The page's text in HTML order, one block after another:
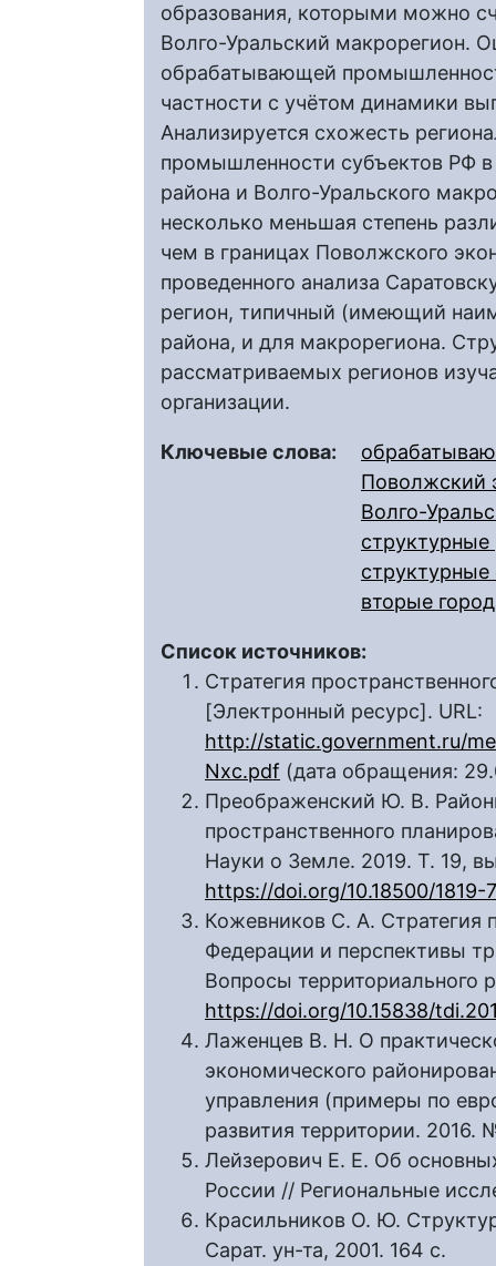
образования, которыми можно
Волго-Уральский макрорегион.
обрабатывающей
частности с учётом динамики
Анализируется схожесть
промышленности субъектов РФ
района и Волго-Уральского
несколько меньшая степень
чем в границах Поволжского
проведенного анализа
регион, типичный (имеющий
района, и для макрорегиона.
рассматриваемых регионов
организации.
Ключевые слова:
Поволжский
Волго-
структурные
вторые
Список источников:
Стратегия
[Электронный ресурс]. URL:
http://static.government.ru/
Nxc.pdf (дата обращения:
Преображенский Ю. В.
пространственного
Науки о Земле. 2019. Т. 19,
https://doi.org/10.18500/
Кожевников С. А. Стратегия
Федерации и перспективы
Вопросы территориального
https://doi.org/10.15838/
Лаженцев В. Н. О
экономического
управления (примеры по
развития территории. 2016.
Лейзерович Е. Е. Об
России // Региональные
Красильников О. Ю.
Сарат. ун-та, 2001. 164 с.